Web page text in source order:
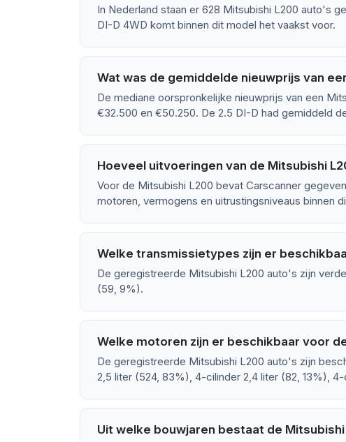
In Nederland staan er 628 Mitsubishi L200 auto's
DI-D 4WD komt binnen dit model het vaakst voor.
Wat was de gemiddelde nieuwprijs van
De mediane oorspronkelijke nieuwprijs van een
€32.500 en €50.250. De 2.5 DI-D had gemiddeld
Hoeveel uitvoeringen van de Mitsubishi
Voor de Mitsubishi L200 bevat Carscanner
motoren, vermogens en uitrustingsniveaus binnen
Welke transmissietypes zijn er
De geregistreerde Mitsubishi L200 auto's zijn
(59, 9%).
Welke motoren zijn er beschikbaar voor
De geregistreerde Mitsubishi L200 auto's zijn
2,5 liter (524, 83%), 4-cilinder 2,4 liter (82, 13%),
Uit welke bouwjaren bestaat de Mitsubishi